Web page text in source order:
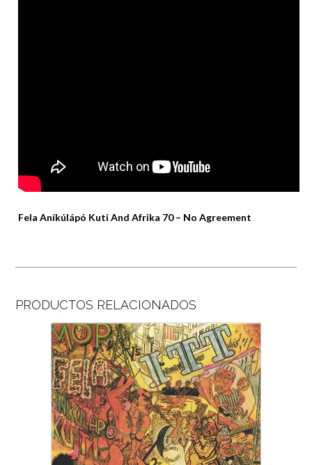
Fela Aníkúlápó Kuti And Afrika 70 – No Agreement
PRODUCTOS RELACIONADOS